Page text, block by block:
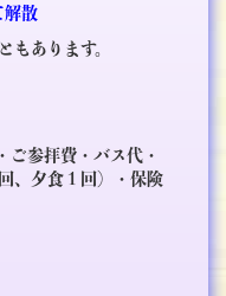
散
もあります。
ご参拝費・バス代・
、夕食１回）・保険